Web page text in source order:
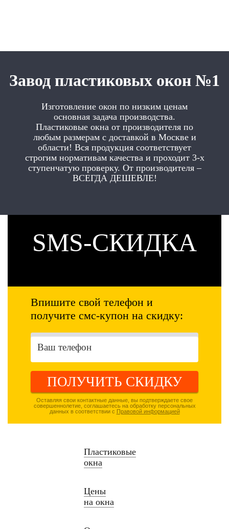
Завод пластиковых окон №1
Изготовление окон по низким ценам
основная задача производства.
Пластиковые окна от производителя по
любым размерам с доставкой в Москве и
области! Вся продукция соответствует
строгим нормативам качества и проходит 3-х
ступенчатую проверку. От производителя –
ВСЕГДА ДЕШЕВЛЕ!
SMS-СКИДКА
Впишите свой телефон и
получите смс-купон на скидку:
ПОЛУЧИТЬ СКИДКУ
Оставляя свои контактные данные, вы подтверждаете свое
совершеннолетие, соглашаетесь на обработку персональных
данных в соответствии с Правовой информацией
Пластиковые
окна
Цены
на окна